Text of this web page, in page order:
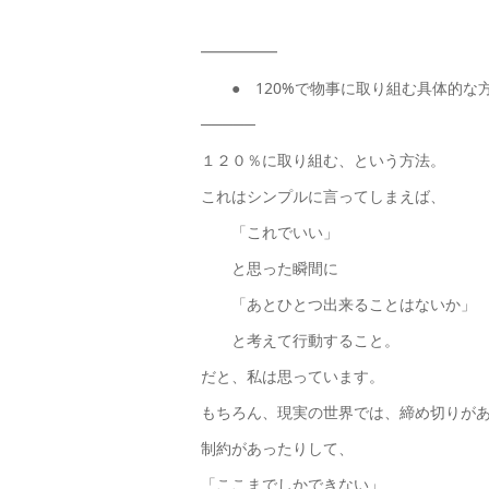
━━━━━
● 120%で物事に取り組む具体的な
─────
１２０％に取り組む、という方法。
これはシンプルに言ってしまえば、
「これでいい」
と思った瞬間に
「あとひとつ出来ることはないか」
と考えて行動すること。
だと、私は思っています。
もちろん、現実の世界では、締め切りがあ
制約があったりして、
「ここまでしかできない」